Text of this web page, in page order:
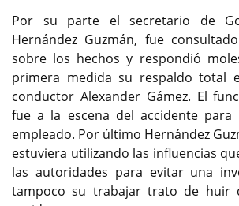
Por su parte el secretario de
Hernández Guzmán, fue
sobre los hechos y respondió
primera medida su respaldo total
conductor Alexander Gámez. El
fue a la escena del accidente para
empleado. Por último Hernández
estuviera utilizando las influencias
las autoridades para evitar una
tampoco su trabajar trato de huir